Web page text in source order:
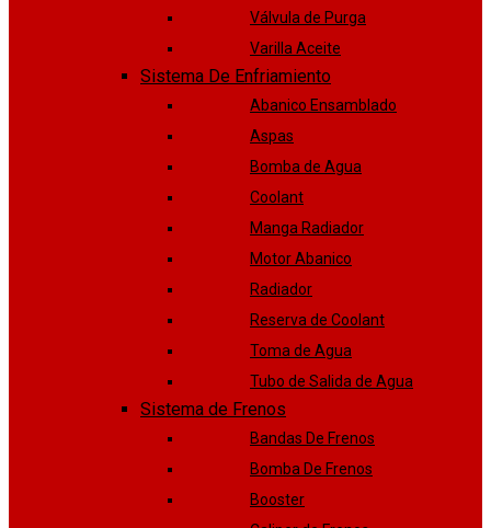
Válvula de Purga
Varilla Aceite
Sistema De Enfriamiento
Abanico Ensamblado
Aspas
Bomba de Agua
Coolant
Manga Radiador
Motor Abanico
Radiador
Reserva de Coolant
Toma de Agua
Tubo de Salida de Agua
Sistema de Frenos
Bandas De Frenos
Bomba De Frenos
Booster